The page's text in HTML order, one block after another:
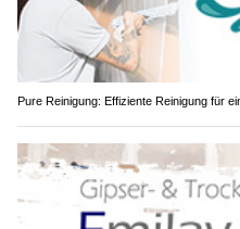
Pure Reinigung: Effiziente Reinigung für